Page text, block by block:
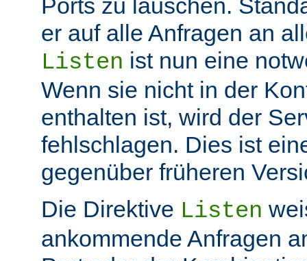
Ports zu lauschen.
er auf alle Anfragen an
Listen ist nun eine
Wenn sie nicht in der
enthalten ist, wird der
fehlschlagen. Dies ist
gegenüber früheren
Die Direktive Listen
ankommende Anfragen